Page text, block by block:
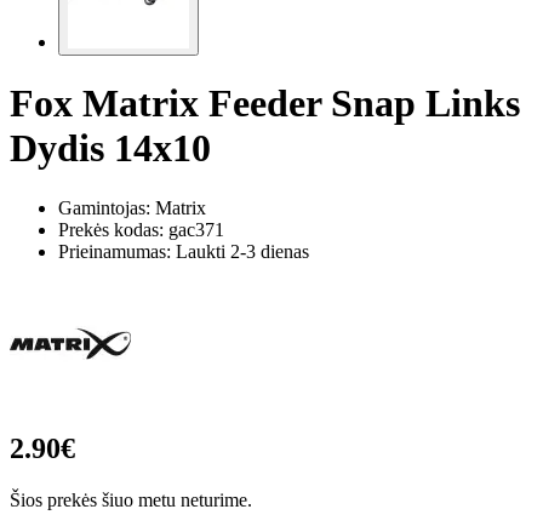
Fox Matrix Feeder Snap Links
Dydis 14x10
Gamintojas: Matrix
Prekės kodas: gac371
Prieinamumas: Laukti 2-3 dienas
2.90€
Šios prekės šiuo metu neturime.